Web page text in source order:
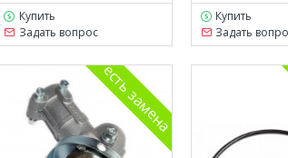
Купить
Задать вопрос
Купить
Задать
есть замена